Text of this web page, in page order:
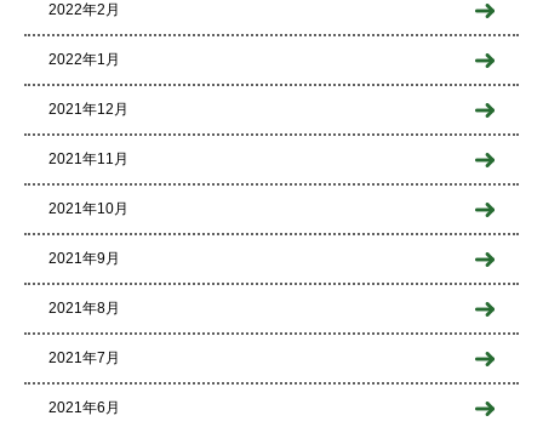
2022年2月
2022年1月
2021年12月
2021年11月
2021年10月
2021年9月
2021年8月
2021年7月
2021年6月